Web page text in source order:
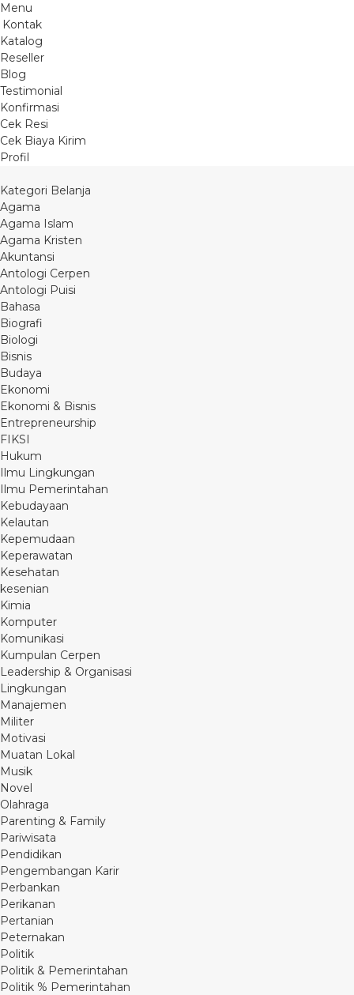
Menu
Kontak
Katalog
Reseller
Blog
Testimonial
Konfirmasi
Cek Resi
Cek Biaya Kirim
Profil
Kategori Belanja
Agama
Agama Islam
Agama Kristen
Akuntansi
Antologi Cerpen
Antologi Puisi
Bahasa
Biografi
Biologi
Bisnis
Budaya
Ekonomi
Ekonomi & Bisnis
Entrepreneurship
FIKSI
Hukum
Ilmu Lingkungan
Ilmu Pemerintahan
Kebudayaan
Kelautan
Kepemudaan
Keperawatan
Kesehatan
kesenian
Kimia
Komputer
Komunikasi
Kumpulan Cerpen
Leadership & Organisasi
Lingkungan
Manajemen
Militer
Motivasi
Muatan Lokal
Musik
Novel
Olahraga
Parenting & Family
Pariwisata
Pendidikan
Pengembangan Karir
Perbankan
Perikanan
Pertanian
Peternakan
Politik
Politik & Pemerintahan
Politik % Pemerintahan